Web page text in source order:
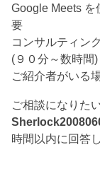
Google Meets
要
コンサルティン
(９０分～数時間)
ご紹介者がいる
ご相談になりた
時間以内に回答